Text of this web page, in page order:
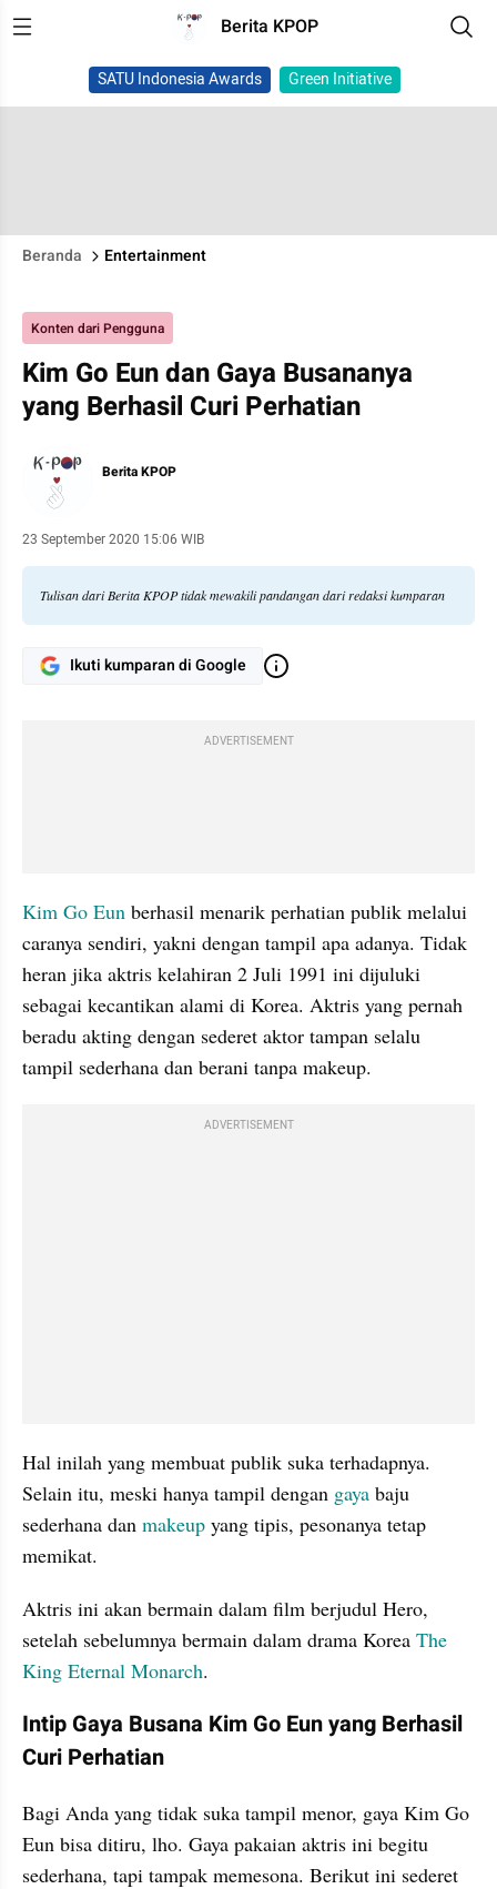
Berita KPOP
SATU Indonesia Awards Green Initiative
Beranda Entertainment
Konten dari Pengguna
Kim Go Eun dan Gaya Busananya
yang Berhasil Curi Perhatian
Berita KPOP
23 September 2020 15:06 WIB
Tulisan dari Berita KPOP tidak mewakili pandangan dari redaksi kumparan
Ikuti kumparan di Google
ADVERTISEMENT
Kim Go Eun berhasil menarik perhatian publik melalui
caranya sendiri, yakni dengan tampil apa adanya. Tidak
heran jika aktris kelahiran 2 Juli 1991 ini dijuluki
sebagai kecantikan alami di Korea. Aktris yang pernah
beradu akting dengan sederet aktor tampan selalu
tampil sederhana dan berani tanpa makeup.
ADVERTISEMENT
Hal inilah yang membuat publik suka terhadapnya.
Selain itu, meski hanya tampil dengan gaya baju
sederhana dan makeup yang tipis, pesonanya tetap
memikat.
Aktris ini akan bermain dalam film berjudul Hero,
setelah sebelumnya bermain dalam drama Korea The
King Eternal Monarch.
Intip Gaya Busana Kim Go Eun yang Berhasil
Curi Perhatian
Bagi Anda yang tidak suka tampil menor, gaya Kim Go
Eun bisa ditiru, lho. Gaya pakaian aktris ini begitu
sederhana, tapi tampak memesona. Berikut ini sederet